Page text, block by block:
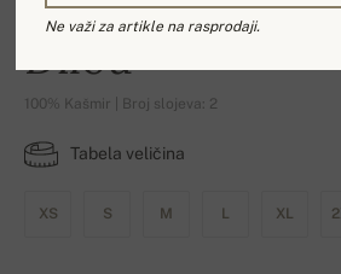
Dilou
100% Kašmir | Broj slojeva: 2
Tabela veličina
XS S M L XL
Ne važi za artikle na rasprodaji.